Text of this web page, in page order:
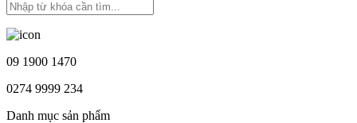
09 1900 1470
0274 9999 234
Danh mục sản phẩm